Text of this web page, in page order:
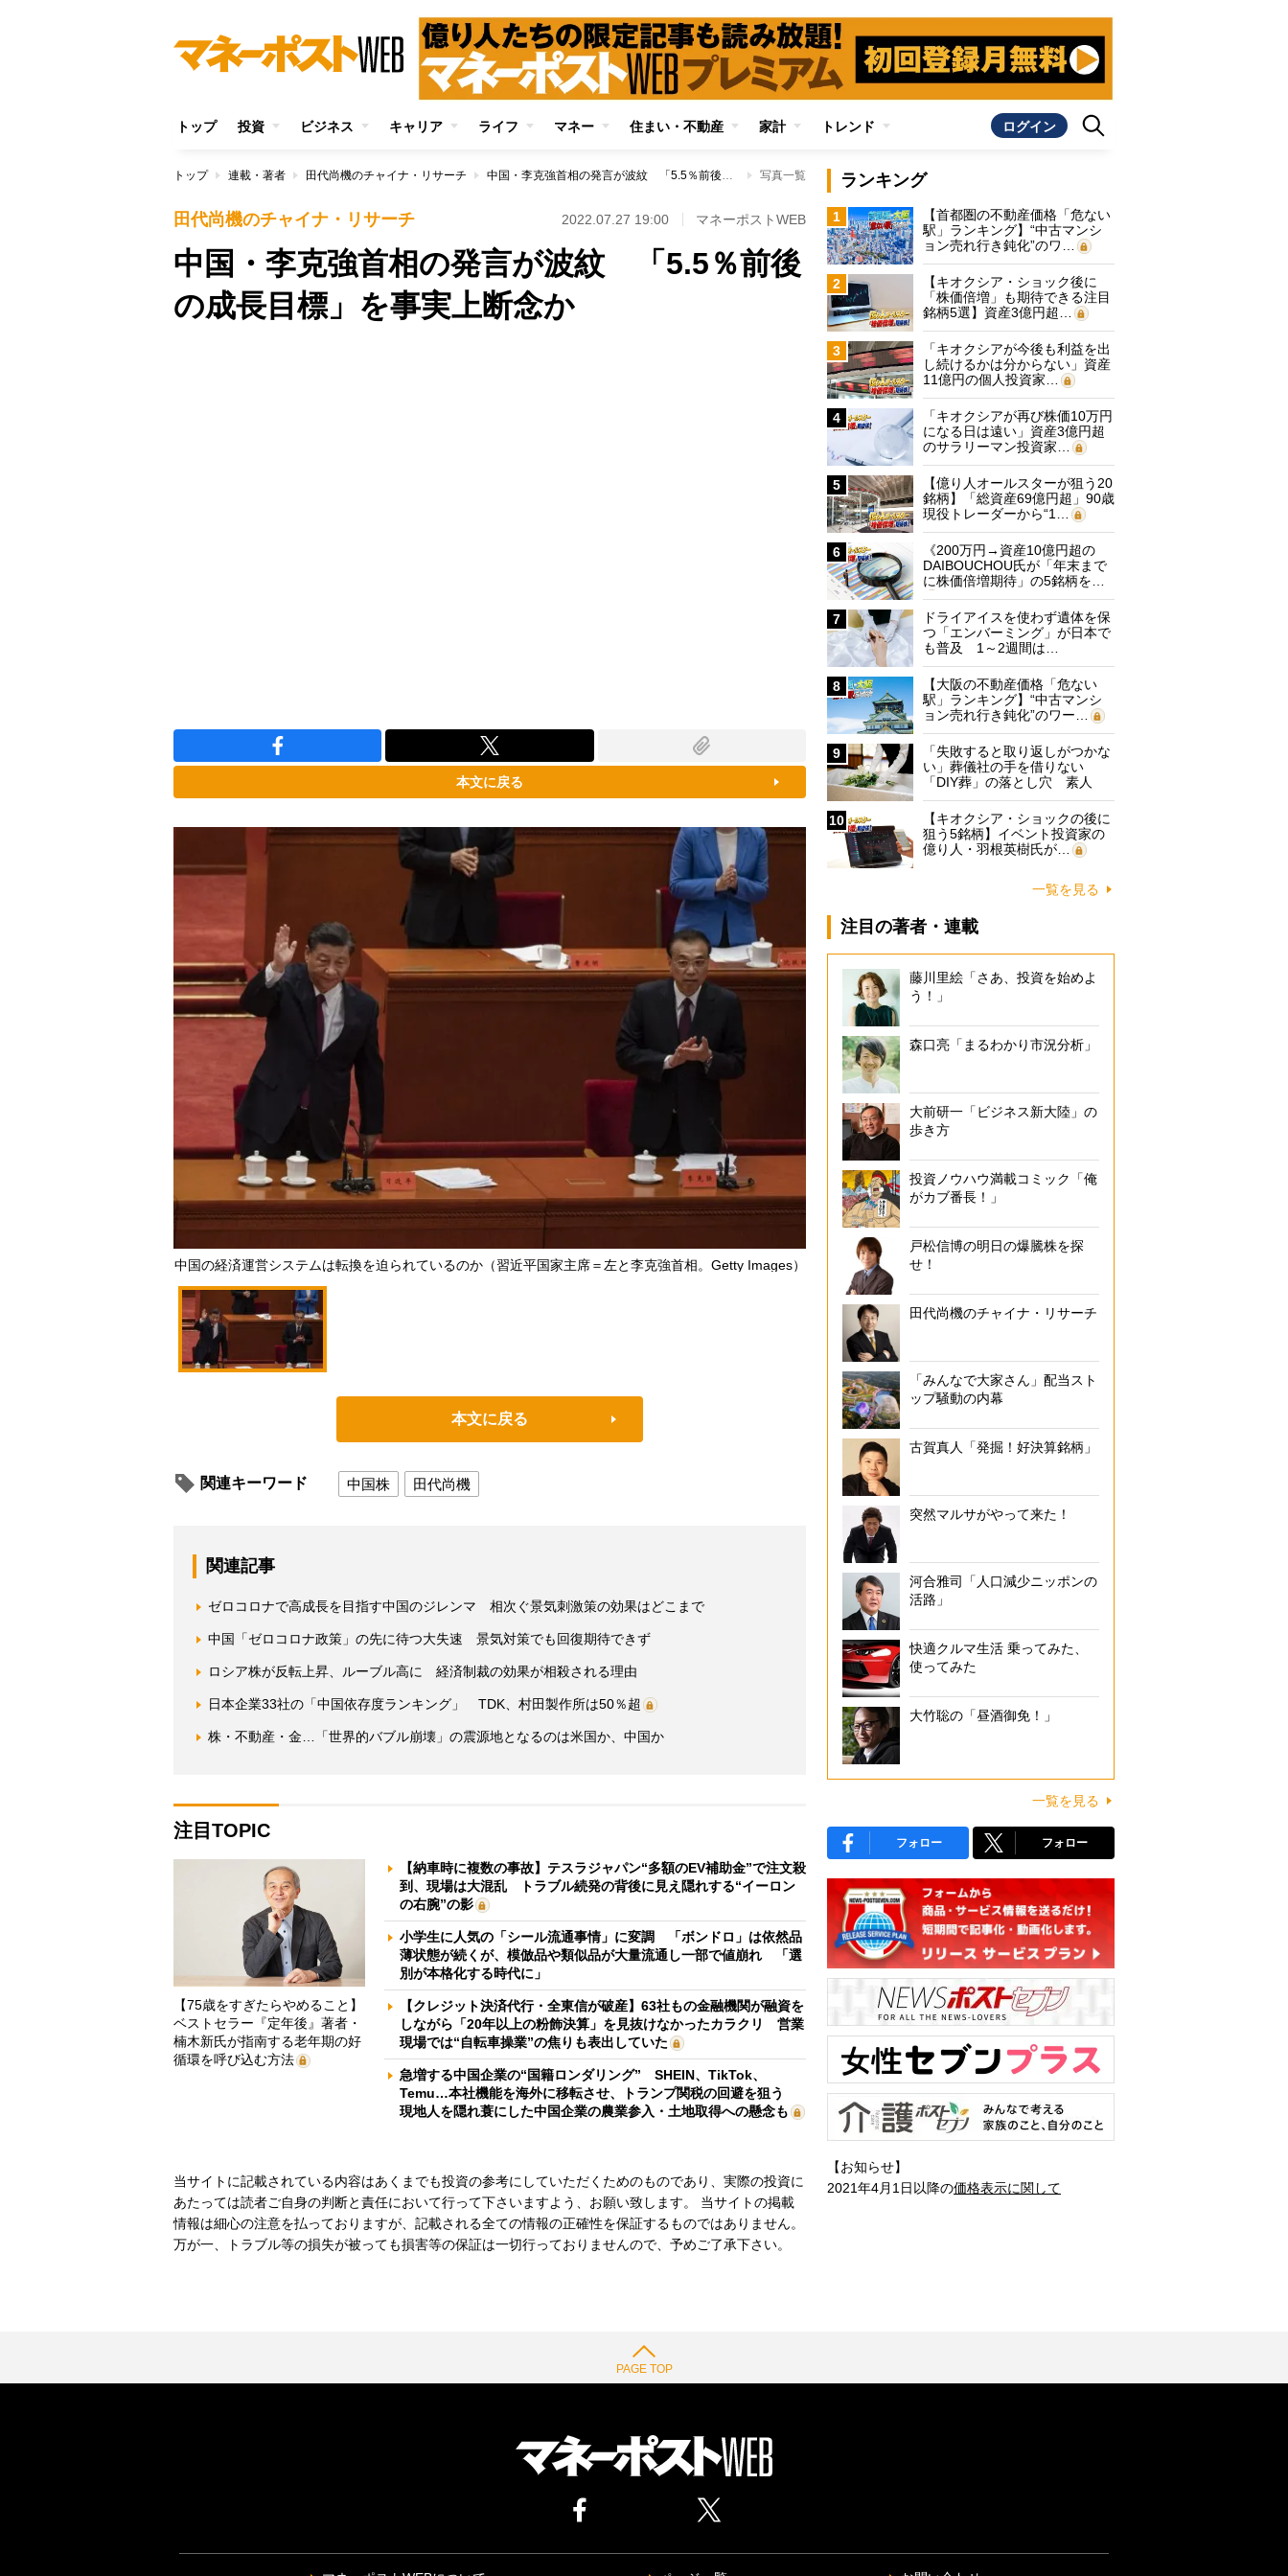
トップ 投資 ビジネス キャリア ライフ マネー 住まい・不動産 家計 トレンド ログイン
トップ 連載・著者 田代尚機のチャイナ・リサーチ 中国・李克強首相の発言が波紋 「5.5％前後の成長目標」を事実上断念か 写真一覧
田代尚機のチャイナ・リサーチ 2022.07.27 19:00 マネーポストWEB
中国・李克強首相の発言が波紋 「5.5％前後
の成長目標」を事実上断念か
本文に戻る
中国の経済運営システムは転換を迫られているのか（習近平国家主席＝左と李克強首相。Getty Images）
本文に戻る
関連キーワード 中国株 田代尚機
関連記事
ゼロコロナで高成長を目指す中国のジレンマ 相次ぐ景気刺激策の効果はどこまで
中国「ゼロコロナ政策」の先に待つ大失速 景気対策でも回復期待できず
ロシア株が反転上昇、ルーブル高に 経済制裁の効果が相殺される理由
日本企業33社の「中国依存度ランキング」 TDK、村田製作所は50％超
株・不動産・金…「世界的バブル崩壊」の震源地となるのは米国か、中国か
注目TOPIC
【75歳をすぎたらやめること】
ベストセラー『定年後』著者・
楠木新氏が指南する老年期の好
循環を呼び込む方法
【納車時に複数の事故】テスラジャパン“多額のEV補助金”で注文殺
到、現場は大混乱 トラブル続発の背後に見え隠れする“イーロン
の右腕”の影
小学生に人気の「シール流通事情」に変調 「ボンドロ」は依然品
薄状態が続くが、模倣品や類似品が大量流通し一部で値崩れ 「選
別が本格化する時代に」
【クレジット決済代行・全東信が破産】63社もの金融機関が融資を
しながら「20年以上の粉飾決算」を見抜けなかったカラクリ 営業
現場では“自転車操業”の焦りも表出していた
急増する中国企業の“国籍ロンダリング” SHEIN、TikTok、
Temu…本社機能を海外に移転させ、トランプ関税の回避を狙う
現地人を隠れ蓑にした中国企業の農業参入・土地取得への懸念も
当サイトに記載されている内容はあくまでも投資の参考にしていただくためのものであり、実際の投資に
あたっては読者ご自身の判断と責任において行って下さいますよう、お願い致します。 当サイトの掲載
情報は細心の注意を払っておりますが、記載される全ての情報の正確性を保証するものではありません。
万が一、トラブル等の損失が被っても損害等の保証は一切行っておりませんので、予めご了承下さい。
ランキング
1
【首都圏の不動産価格「危ない
駅」ランキング】“中古マンシ
ョン売れ行き鈍化”のワ…
2
【キオクシア・ショック後に
「株価倍増」も期待できる注目
銘柄5選】資産3億円超…
3
「キオクシアが今後も利益を出
し続けるかは分からない」資産
11億円の個人投資家…
4
「キオクシアが再び株価10万円
になる日は遠い」資産3億円超
のサラリーマン投資家…
5
【億り人オールスターが狙う20
銘柄】「総資産69億円超」90歳
現役トレーダーから“1…
6
《200万円→資産10億円超の
DAIBOUCHOU氏が「年末まで
に株価倍増期待」の5銘柄を…
7
ドライアイスを使わず遺体を保
つ「エンバーミング」が日本で
も普及 1～2週間は…
8
【大阪の不動産価格「危ない
駅」ランキング】“中古マンシ
ョン売れ行き鈍化”のワー…
9
「失敗すると取り返しがつかな
い」葬儀社の手を借りない
「DIY葬」の落とし穴 素人
に…
10
【キオクシア・ショックの後に
狙う5銘柄】イベント投資家の
億り人・羽根英樹氏が…
一覧を見る
注目の著者・連載
藤川里絵「さあ、投資を始めよ
う！」
森口亮「まるわかり市況分析」
大前研一「ビジネス新大陸」の
歩き方
投資ノウハウ満載コミック「俺
がカブ番長！」
戸松信博の明日の爆騰株を探
せ！
田代尚機のチャイナ・リサーチ
「みんなで大家さん」配当スト
ップ騒動の内幕
古賀真人「発掘！好決算銘柄」
突然マルサがやって来た！
河合雅司「人口減少ニッポンの
活路」
快適クルマ生活 乗ってみた、
使ってみた
大竹聡の「昼酒御免！」
一覧を見る
フォロー フォロー
【お知らせ】
2021年4月1日以降の価格表示に関して
PAGE TOP